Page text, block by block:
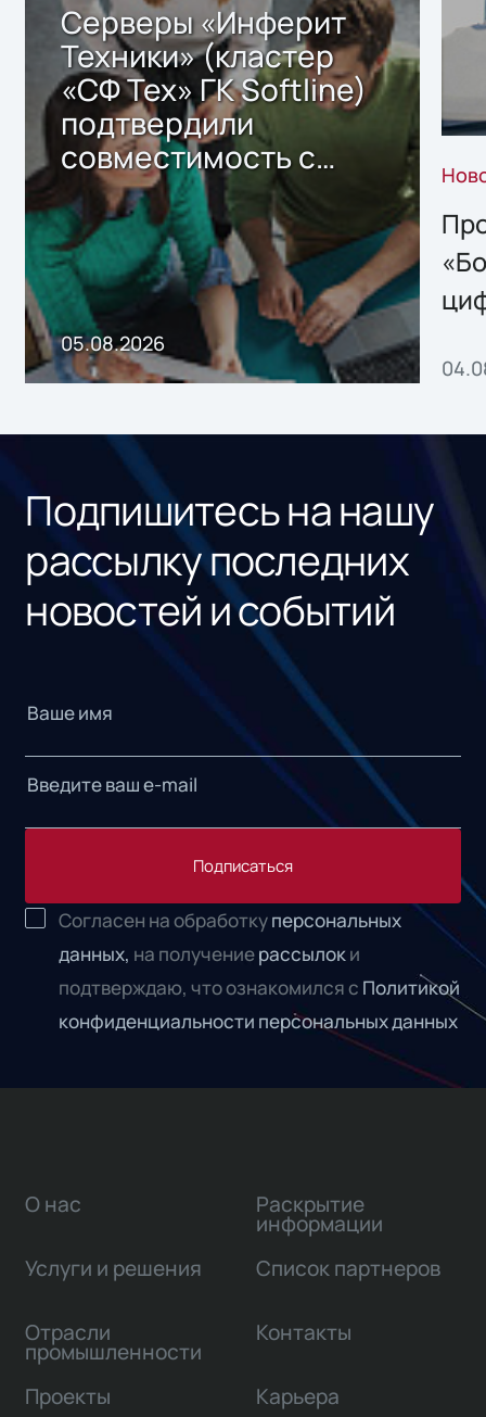
Серверы «Инферит
Техники» (кластер
«СФ Тех» ГК Softline)
подтвердили
совместимость с
решением Sharx
Storage 2.x для
хранения данных
05.08.2026
Подпишитесь на нашу
рассылку последних
новостей и событий
Подписаться
Согласен на обработкуперсональных
данных, на получениерассылоки
подтверждаю, что ознакомился с Политикой
конфиденциальности персональных данных
О нас
Услуги и решения
Отрасли
промышленности
Проекты
Раскрытие
информации
Список партнеров
Контакты
Карьера